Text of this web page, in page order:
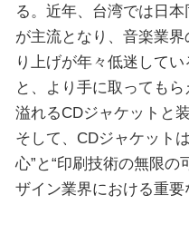
る。近年、台湾では日
が主流となり、音楽業
り上げが年々低迷して
と、より手に取っても
溢れるCDジャケットと
そして、CDジャケット
心”と“印刷技術の無限の
ザイン業界における重要